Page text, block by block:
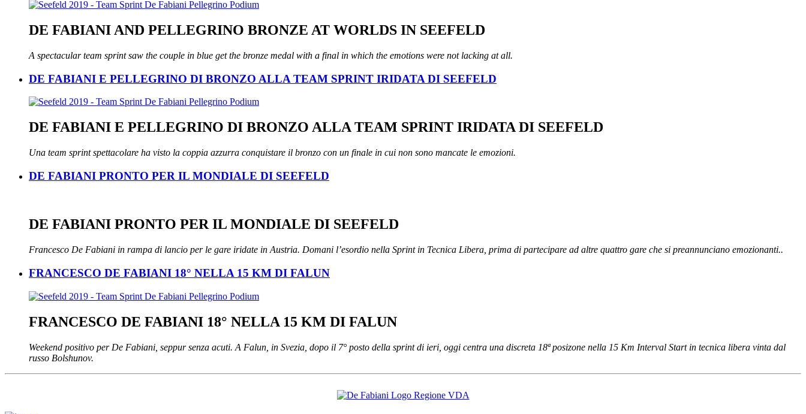
DE FABIANI AND PELLEGRINO BRONZE AT WORLDS IN SEEFELD
A spectacular team sprint saw the couple in blue get the bronze medal with a final in which the emotions were not lacking at all.
DE FABIANI E PELLEGRINO DI BRONZO ALLA TEAM SPRINT IRIDATA DI SEEFELD
DE FABIANI E PELLEGRINO DI BRONZO ALLA TEAM SPRINT IRIDATA DI SEEFELD
Una team sprint spettacolare ha visto la coppia azzurra conquistare il bronzo con un finale in cui non sono mancate le emozioni.
DE FABIANI PRONTO PER IL MONDIALE DI SEEFELD
DE FABIANI PRONTO PER IL MONDIALE DI SEEFELD
Francesco De Fabiani in rampa di lancio per le gare iridate in Austria. Domani l’esordio nella Sprint in Tecnica Libera, prima di partecipare ad altre quattro gare che si preannunciano emozionanti..
FRANCESCO DE FABIANI 18° NELLA 15 KM DI FALUN
FRANCESCO DE FABIANI 18° NELLA 15 KM DI FALUN
Weekend positivo per De Fabiani, seppur senza acuti. A Falun, in Svezia, dopo il 7° posto della sprint di ieri, oggi centra una discreta 18ª posizone nella 15 Km Interval Start in tecnica libera vinta dal
russo Bolshunov.